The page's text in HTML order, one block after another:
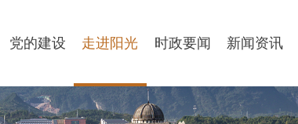
党的建设 走进阳光 时政要闻 新闻资讯